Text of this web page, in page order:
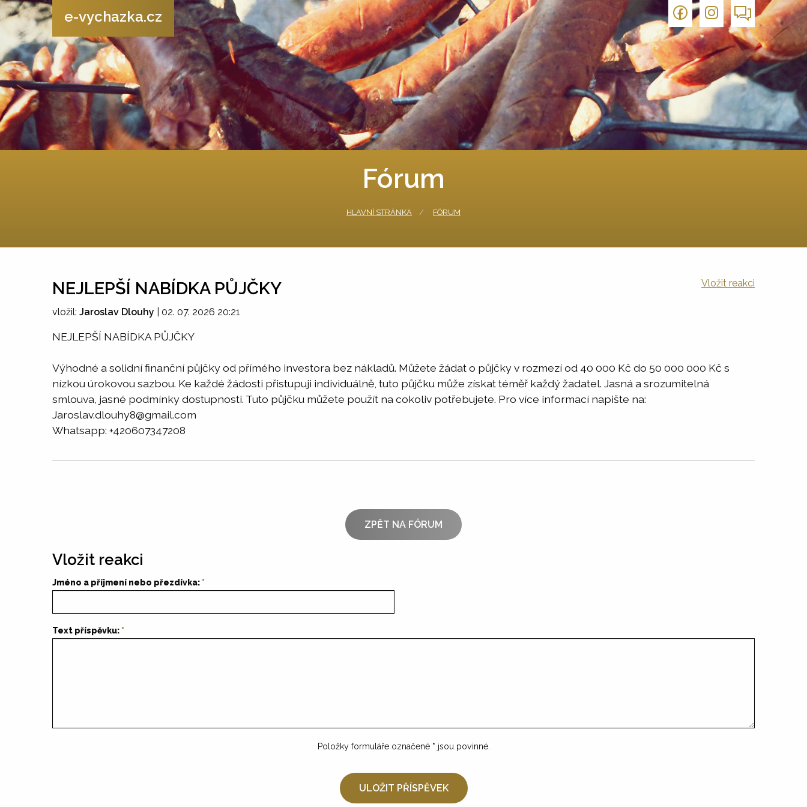
e-vychazka.cz
Fórum
HLAVNÍ STRÁNKA FÓRUM
NEJLEPŠÍ NABÍDKA PŮJČKY Vložit reakci
vložil: Jaroslav Dlouhy 02. 07. 2026 20:21
NEJLEPŠÍ NABÍDKA PŮJČKY
Výhodné a solidní finanční půjčky od přímého investora bez nákladů. Můžete žádat o půjčky v rozmezí od 40 000 Kč do 50 000 000 Kč s
nízkou úrokovou sazbou. Ke každé žádosti přistupuji individuálně, tuto půjčku může získat téměř každý žadatel. Jasná a srozumitelná
smlouva, jasné podmínky dostupnosti. Tuto půjčku můžete použít na cokoliv potřebujete. Pro více informací napište na:
Jaroslav.dlouhy8@gmail.com
Whatsapp: +420607347208
ZPĚT NA FÓRUM
Vložit reakci
Jméno a příjmení nebo přezdívka:
Text příspěvku:
Položky formuláře označené * jsou povinné.